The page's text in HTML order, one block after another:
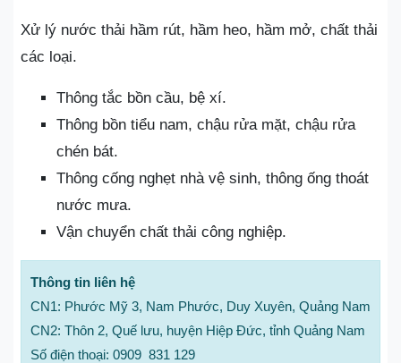
Xử lý nước thải hầm rút, hầm heo, hầm mở, chất thải
các loại.
Thông tắc bồn cầu, bệ xí.
Thông bồn tiểu nam, chậu rửa mặt, chậu rửa
chén bát.
Thông cống nghẹt nhà vệ sinh, thông ống thoát
nước mưa.
Vận chuyển chất thải công nghiệp.
Thông tin liên hệ
CN1: Phước Mỹ 3, Nam Phước, Duy Xuyên, Quảng Nam
CN2: Thôn 2, Quế lưu, huyện Hiệp Đức, tỉnh Quảng Nam
Số điện thoại: 0909 831 129